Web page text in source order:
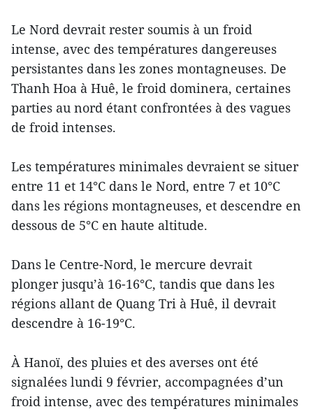
Le Nord devrait rester soumis à un froid
intense, avec des températures dangereuses
persistantes dans les zones montagneuses. De
Thanh Hoa à Huê, le froid dominera, certaines
parties au nord étant confrontées à des vagues
de froid intenses.
Les températures minimales devraient se situer
entre 11 et 14°C dans le Nord, entre 7 et 10°C
dans les régions montagneuses, et descendre en
dessous de 5°C en haute altitude.
Dans le Centre-Nord, le mercure devrait
plonger jusqu’à 16-16°C, tandis que dans les
régions allant de Quang Tri à Huê, il devrait
descendre à 16-19°C.
À Hanoï, des pluies et des averses ont été
signalées lundi 9 février, accompagnées d’un
froid intense, avec des températures minimales